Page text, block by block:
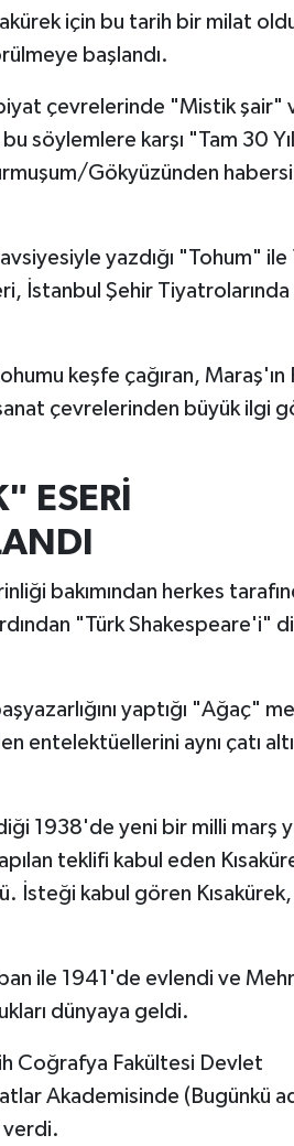
için bu tarih bir milat
başlandı.
çevrelerinde "Mistik şair"
söylemlere karşı "Tam 30
Gökyüzünden
yazdığı "Tohum"
İstanbul Şehir
keşfe çağıran, Maraş'ın
çevrelerinden büyük ilgi
ESERİ
bakımından herkes
"Türk Shakespeare'i"
yaptığı "Ağaç"
entelektüellerini aynı çatı
1938'de yeni bir milli marş
teklifi kabul eden
İsteği kabul gören
ile 1941'de evlendi ve
dünyaya geldi.
Coğrafya Fakültesi Devlet
Akademisinde (Bugünkü
verdi.